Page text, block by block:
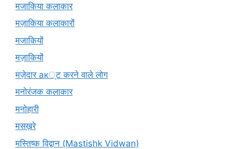
मजाकिया कलाकार
मज़ाकिया कलाकारों
मजाकियों
मज़ाकियों
मज़ेदार ак्ट करने वाले लोग
मनोरंजक कलाकार
मनोहारी
मसख़रे
मस्तिष्क विद्वान (Mastishk Vidwan)